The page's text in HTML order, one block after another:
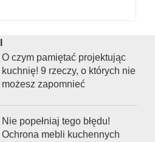
O czym pamiętać projektując
kuchnię! 9 rzeczy, o których nie
możesz zapomnieć
Nie popełniaj tego błędu!
Ochrona mebli kuchennych